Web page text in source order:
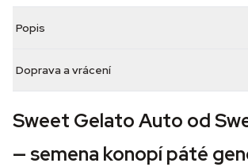
Popis
Doprava a vrácení
Sweet Gelato Auto od
— semena konopí páté